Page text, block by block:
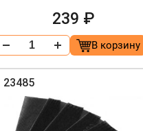
239 ₽
В корзину
23485